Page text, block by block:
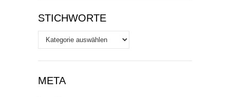
STICHWORTE
Stichworte
META